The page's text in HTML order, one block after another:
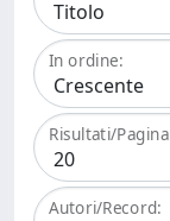
In ordine:
Risultati/Pagina
Autori/Record: